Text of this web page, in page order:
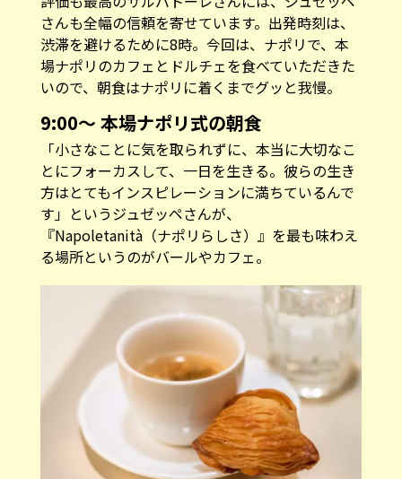
さんも全幅の信頼を寄せています。出発時刻は、
渋滞を避けるために8時。今回は、ナポリで、本
場ナポリのカフェとドルチェを食べていただきた
いので、朝食はナポリに着くまでグッと我慢。
9:00〜 本場ナポリ式の朝食
「小さなことに気を取られずに、本当に大切なこ
とにフォーカスして、一日を生きる。彼らの生き
方はとてもインスピレーションに満ちているんで
す」というジュゼッペさんが、
『Napoletanità（ナポリらしさ）』を最も味わえ
る場所というのがバールやカフェ。